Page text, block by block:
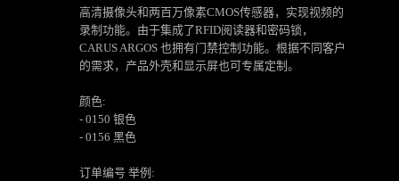
高清摄像头和两百万像素CMOS传感器，实现视频的
录制功能。由于集成了RFID阅读器和密码锁，
CARUS ARGOS 也拥有门禁控制功能。根据不同客户
的需求，产品外壳和显示屏也可专属定制。
颜色:
- 0150 银色
- 0156 黑色
订单编号 举例: